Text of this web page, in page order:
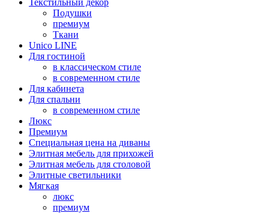
Текстильный декор
Подушки
премиум
Ткани
Unico LINE
Для гостиной
в классическом стиле
в современном стиле
Для кабинета
Для спальни
в современном стиле
Люкс
Премиум
Специальная цена на диваны
Элитная мебель для прихожей
Элитная мебель для столовой
Элитные светильники
Мягкая
люкс
премиум